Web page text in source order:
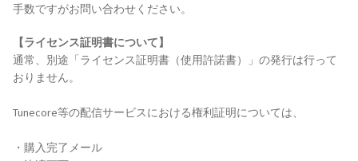
手数ですがお問い合わせください。
【ライセンス証明書について】
通常、別途「ライセンス証明書（使用許諾書）」の発行は行って
おりません。
Tunecore等の配信サービスにおける権利証明については、
・購入完了メール